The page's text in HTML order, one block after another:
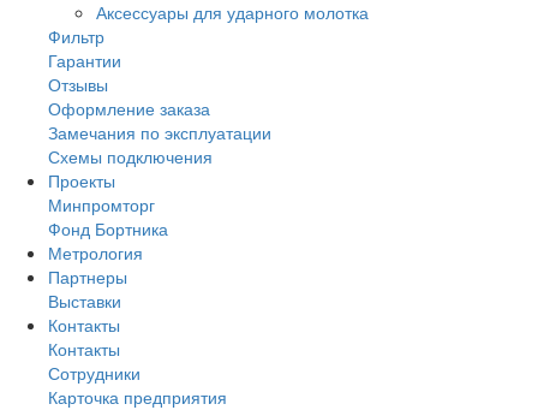
Аксессуары для ударного молотка
Фильтр
Гарантии
Отзывы
Оформление заказа
Замечания по эксплуатации
Схемы подключения
Проекты
Минпромторг
Фонд Бортника
Метрология
Партнеры
Выставки
Контакты
Контакты
Сотрудники
Карточка предприятия